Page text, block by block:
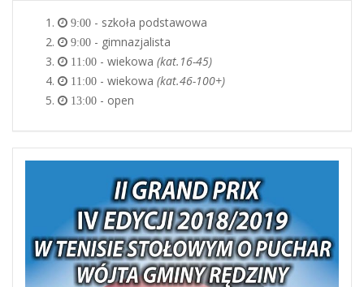
9:00 - szkoła podstawowa
9:00 - gimnazjalista
11:00 - wiekowa (kat.16-45)
11:00 - wiekowa (kat.46-100+)
13:00 - open